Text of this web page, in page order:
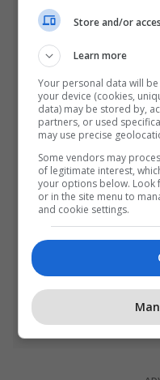
Store and/or
Learn more
Your personal data will
your device (cookies,
data) may be stored by,
partners, or used
may use precise
Some vendors may
of legitimate interest,
your options below. Look
or in the site menu to
and cookie settings.